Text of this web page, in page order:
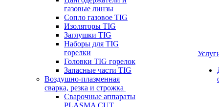
газовые линзы
Сопло газовое TIG
Изоляторы TIG
Заглушки TIG
Наборы для TIG
горелки
Головки TIG горелок
Запасные части TIG
Воздушно-плазменная
сварка, резка и строжка
Сварочные аппараты
PLASMA CUT